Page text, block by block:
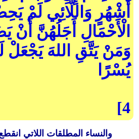
أَشْهُرٍ وَاللَّائِي لَمْ
الْأَحْمَالِ أَجَلُهُنَّ
وَمَنْ يَتَّقِ اللهَ يَجْعَلْ
يُسْرًا
[4
والنساء المطلقات اللاتي